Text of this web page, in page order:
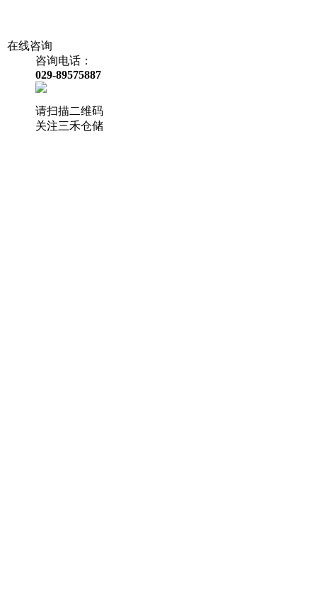
在线咨询
咨询电话：
029-89575887
请扫描二维码
关注三禾仓储